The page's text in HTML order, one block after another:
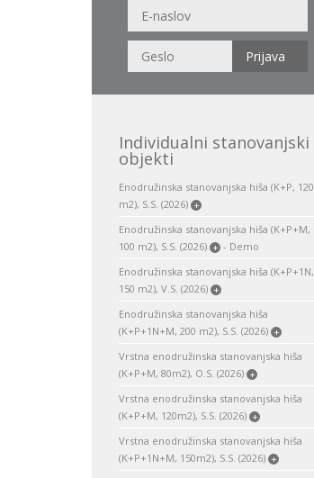
Individualni stanovanjski
objekti
Enodružinska stanovanjska hiša (K+P, 120
m2), S.S. (2026) +
Enodružinska stanovanjska hiša (K+P+M,
100 m2), S.S. (2026) + - Demo
Enodružinska stanovanjska hiša (K+P+1N,
150 m2), V.S. (2026) +
Enodružinska stanovanjska hiša
(K+P+1N+M, 200 m2), S.S. (2026) +
Vrstna enodružinska stanovanjska hiša
(K+P+M, 80m2), O.S. (2026) +
Vrstna enodružinska stanovanjska hiša
(K+P+M, 120m2), S.S. (2026) +
Vrstna enodružinska stanovanjska hiša
(K+P+1N+M, 150m2), S.S. (2026) +